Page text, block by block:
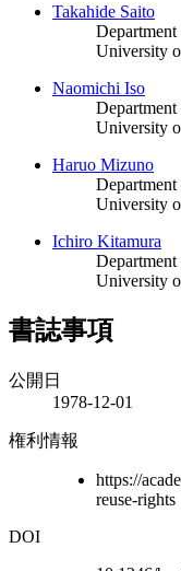
Takahide Saito
University
Naomichi Iso
University
Haruo Mizuno
University
Ichiro Kitamura
University
書誌事項
公開日
1978-12-01
権利情報
https://
reuse-rights
DOI